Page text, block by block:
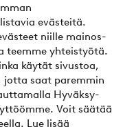
evästeitä.
niille mainos-
teemme yhteistyötä.
käytät sivustoa,
jotta saat paremmin
Hyväksy-
Voit säätää
Lue lisää
nyt tai erissä
?